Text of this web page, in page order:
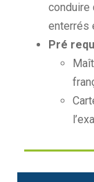
conduire
enterrés
Pré